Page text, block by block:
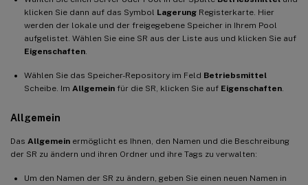
klicken Sie dann auf das Symbol Lagerung Registerkarte. Hier
werden der lokale und der freigegebene Speicher in Ihrem Pool
aufgelistet. Wählen Sie eine SR aus der Liste aus und klicken Sie auf
Eigenschaften
Wählen Sie das Speicher-Repository im Feld Betriebsmittel
Scheibe. Im Allgemein für die SR, klicken Sie auf Eigenschaften
Allgemein
Das Allgemein ermöglicht es Ihnen, den Namen und die Beschreibung
der SR zu ändern und ihren Ordner und ihre Tags zu verwalten:
Um den Namen der SR zu ändern, geben Sie einen neuen Namen in